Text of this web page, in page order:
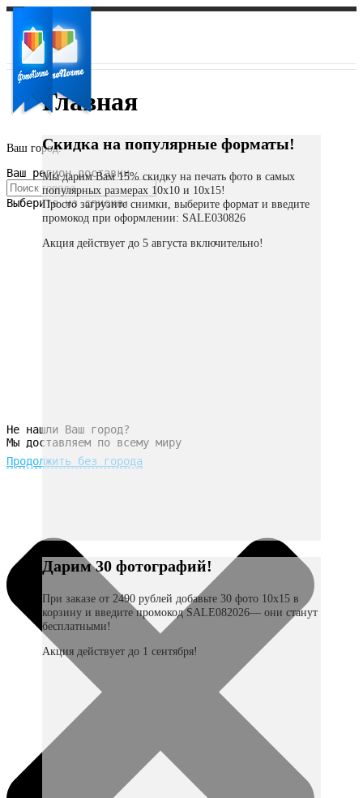
Ваш город:
Ваш регион доставки
Выберите из списка:
Не нашли Ваш город?
Мы доставляем по всему миру
Продолжить без города
Главная
Скидка на популярные форматы!
Мы дарим Вам 15% скидку на печать фото в самых
популярных размерах 10х10 и 10х15!
Просто загрузите снимки, выберите формат и введите
промокод при оформлении: SALE030826
Акция действует до 5 августа включительно!
Дарим 30 фотографий!
При заказе от 2490 рублей добавьте 30 фото 10х15 в
корзину и введите промокод SALE082026— они станут
бесплатными!
Акция действует до 1 сентября!